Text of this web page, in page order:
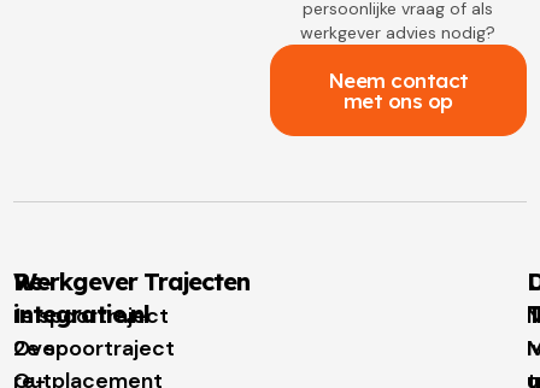
persoonlijke vraag of als
werkgever advies nodig?
Neem contact
met ons op
Re-
integratie.nl
Over
re-
Werkgever Trajecten
1e spoortraject
2e spoortraject
Outplacement